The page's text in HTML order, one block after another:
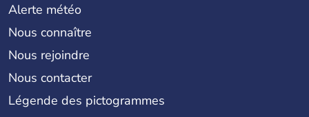
Alerte météo
Nous connaître
Nous rejoindre
Nous contacter
Légende des pictogrammes